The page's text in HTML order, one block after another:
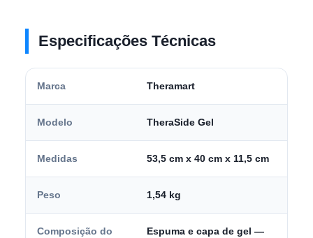
Especificações Técnicas
Marca Theramart
Modelo TheraSide Gel
Medidas 53,5 cm x 40 cm x 11,5 cm
Peso 1,54 kg
Composição do
Espuma e capa de gel —